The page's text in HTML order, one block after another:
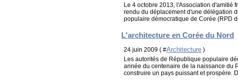
Le 4 octobre 2013, l'Association d'amitié
rendu du déplacement d'une délégation
populaire démocratique de Corée (RPD
L'architecture en Corée du Nord
24 juin 2009 ( #Architecture )
Les autorités de République populaire
année du centenaire de la naissance du
construire un pays puissant et prospère.